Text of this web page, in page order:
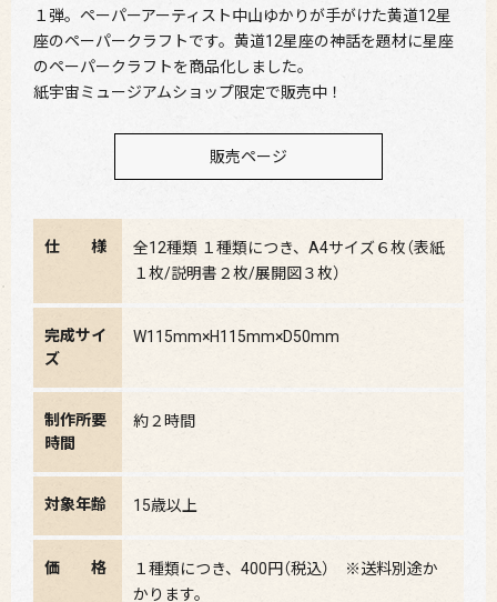
１弾。ペーパーアーティスト中山ゆかりが手がけた黄道12星
座のペーパークラフトです。黄道12星座の神話を題材に星座
のペーパークラフトを商品化しました。
紙宇宙ミュージアムショップ限定で販売中！
販売ページ
仕 様
全12種類 １種類につき、A4サイズ６枚（表紙
１枚/説明書２枚/展開図３枚）
完成サイ
ズ
W115mm×H115mm×D50mm
制作所要
時間
約２時間
対象年齢 15歳以上
価 格
１種類につき、400円（税込） ※送料別途か
かります。